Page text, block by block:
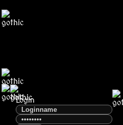
Login